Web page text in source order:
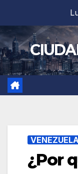
contenido
¿Por